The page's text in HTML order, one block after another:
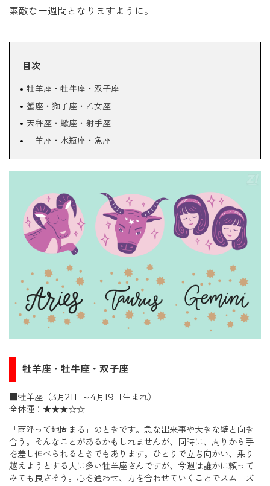
素敵な一週間となりますように。
目次
牡羊座・牡牛座・双子座
蟹座・獅子座・乙女座
天秤座・蠍座・射手座
山羊座・水瓶座・魚座
牡羊座・牡牛座・双子座
■牡羊座（3月21日～4月19日生まれ）
全体運：★★★☆☆
「雨降って地固まる」のときです。急な出来事や大きな壁と向き
合う。そんなことがあるかもしれませんが、同時に、周りから手
を差し伸べられるときでもあります。ひとりで立ち向かい、乗り
越えようとする人に多い牡羊座さんですが、今週は誰かに頼って
みても良さそう。心を通わせ、力を合わせていくことでスムーズ